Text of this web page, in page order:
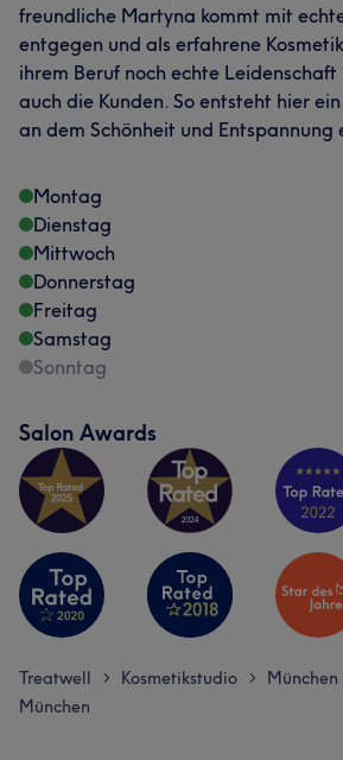
freundliche Martyna kommt mit
entgegen und als erfahrene
ihrem Beruf noch echte Leidenschaft
auch die Kunden. So entsteht hier
an dem Schönheit und Entspannung
Montag
Dienstag
Mittwoch
Donnerstag
Freitag
Samstag
Sonntag
Salon Awards
Treatwell > Kosmetikstudio >
München